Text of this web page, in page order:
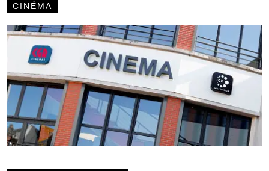
CINÉMA